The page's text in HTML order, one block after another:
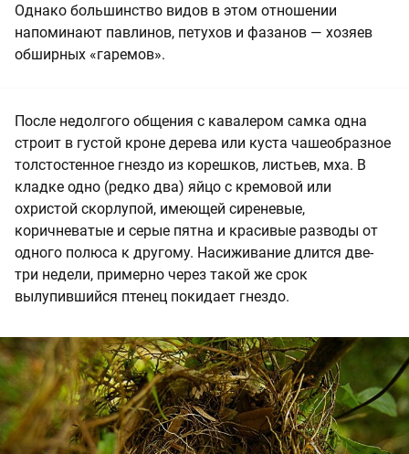
Однако большинство видов в этом отношении
напоминают павлинов, петухов и фазанов — хозяев
обширных «гаремов».
После недолгого общения с кавалером самка одна
строит в густой кроне дерева или куста чашеобразное
толстостенное гнездо из корешков, листьев, мха. В
кладке одно (редко два) яйцо с кремовой или
охристой скорлупой, имеющей сиреневые,
коричневатые и серые пятна и красивые разводы от
одного полюса к другому. Насиживание длится две-
три недели, примерно через такой же срок
вылупившийся птенец покидает гнездо.